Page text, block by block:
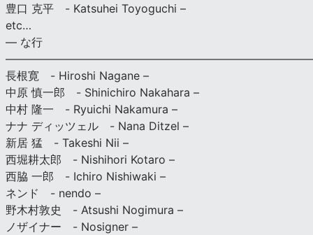
豊口 克平 - Katsuhei Toyoguchi –
etc…
— な行
長根寛 - Hiroshi Nagane –
中原 慎一郎 - Shinichiro Nakahara –
中村 隆一 - Ryuichi Nakamura –
ナナ ディッツェル - Nana Ditzel –
新居 猛 - Takeshi Nii –
西堀耕太郎 - Nishihori Kotaro –
西脇 一郎 - Ichiro Nishiwaki –
ネンド - nendo –
野木村敦史 - Atsushi Nogimura –
ノザイナー - Nosigner –